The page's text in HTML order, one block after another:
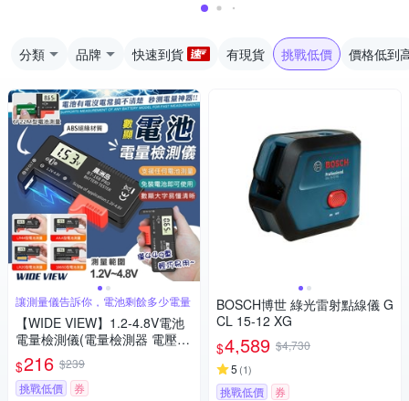
分類 品牌 快速到貨 有現貨 挑戰低價 價格低到
讓測量儀告訴你，電池剩餘多少電量
【WIDE VIEW】1.2-4.8V電池
電量檢測儀(電量檢測器 電壓測
量器 電池電壓 測電儀/BT-168P
RO)
$216 $239
挑戰低價
券
BOSCH博世 綠光雷射點線儀 G
CL 15-12 XG
$4,589 $4,730
5 (1)
挑戰低價 券